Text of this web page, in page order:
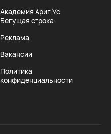
Академия Ариг Ус
Бегущая строка
Реклама
Вакансии
Политика
конфиденциальности